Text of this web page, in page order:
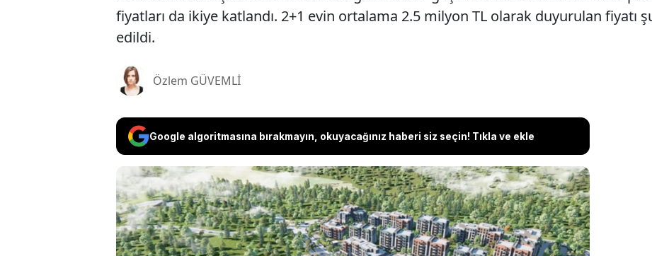
fiyatları da ikiye katlandı. 2+1 evin ortalama 2.5 milyon TL olarak duyurulan fiyatı
edildi.
Özlem GÜVEMLİ
Google algoritmasına bırakmayın, okuyacağınız haberi siz seçin! Tıkla ve ekle